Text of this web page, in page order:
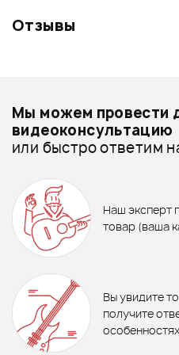
ПЕДАЛЬ СУСТЕЙНА STAGG
SUSPED 10
Ожидается
Impact LX 61+
Рейтинг
Товары из видео
Отзывы
Отзывы
MIDI-клавиатуры -
MIDI-клавиатуры - дороже
MIDI-клавиатуры - новинки
Мы можем провести
видеоконсультацию
или быстро ответим
Наш эксперт
товар (ваша
Вы увидите
получите